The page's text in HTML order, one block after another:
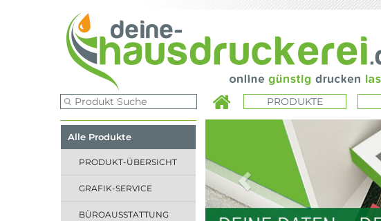
PRODUKTE
Alle Produkte
PRODUKT-ÜBERSICHT
GRAFIK-SERVICE
BÜROAUSSTATTUNG
Previous